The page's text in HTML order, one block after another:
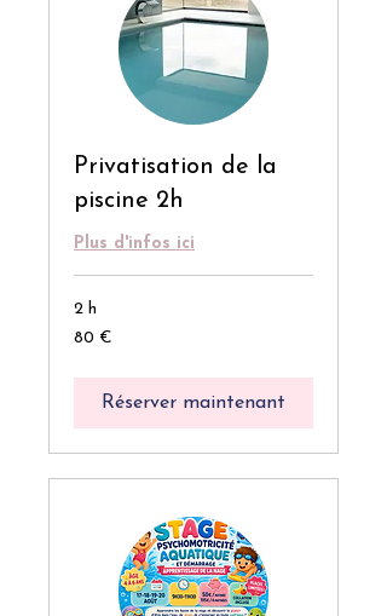
Privatisation de la
piscine 2h
Plus d'infos ici
2 h
80
euros
80 €
Réserver maintenant